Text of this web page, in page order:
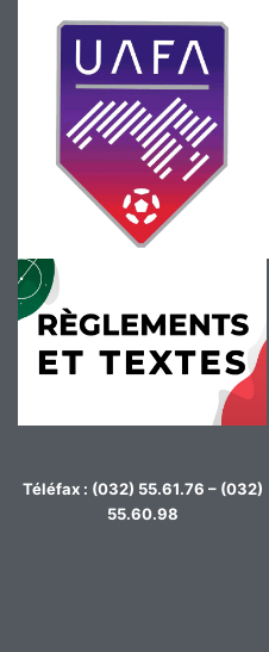
Téléfax : (032) 55.61.76 – (032)
55.60.98